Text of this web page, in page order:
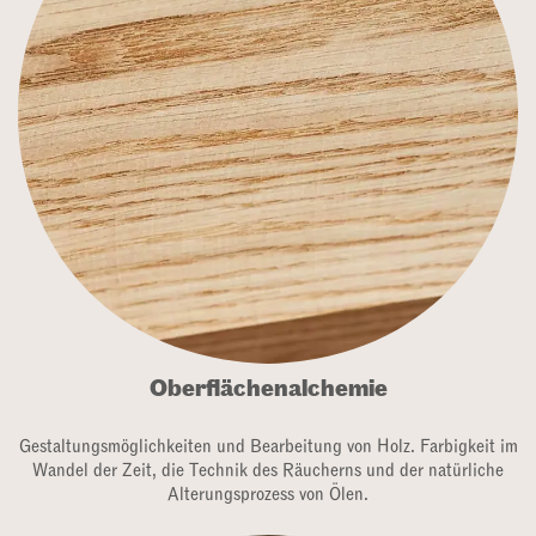
Oberflächenalchemie
Gestaltungsmöglichkeiten und Bearbeitung von Holz. Farbigkeit im
Wandel der Zeit, die Technik des Räucherns und der natürliche
Alterungsprozess von Ölen.